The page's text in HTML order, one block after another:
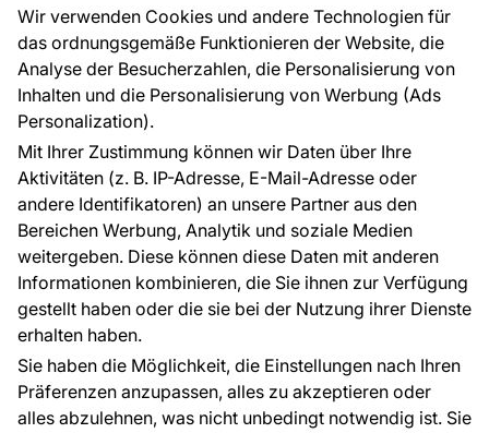
Wir verwenden Cookies und andere Technologien für
das ordnungsgemäße Funktionieren der Website, die
Analyse der Besucherzahlen, die Personalisierung von
Inhalten und die Personalisierung von Werbung (Ads
Personalization).
Mit Ihrer Zustimmung können wir Daten über Ihre
Aktivitäten (z. B. IP-Adresse, E-Mail-Adresse oder
andere Identifikatoren) an unsere Partner aus den
Bereichen Werbung, Analytik und soziale Medien
weitergeben. Diese können diese Daten mit anderen
Informationen kombinieren, die Sie ihnen zur Verfügung
gestellt haben oder die sie bei der Nutzung ihrer Dienste
erhalten haben.
Sie haben die Möglichkeit, die Einstellungen nach Ihren
Präferenzen anzupassen, alles zu akzeptieren oder
alles abzulehnen, was nicht unbedingt notwendig ist. Sie
Großhandel
Raumvisualisierung
Tapetenmuster
FÜR SIE
Blog
EU-Projekte
Ratschläge und Tipps
FAQ
ÜBER DAS UNTERNEHMEN
Kontakt
Haben Sie Fragen? Wir helfen Ihnen gerne weiter
und beraten Sie persönlich.
+49 781 95633072
service@tapeteneshop.de